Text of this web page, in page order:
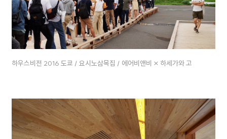
하우스비전 2016 도쿄 / 요시노삼목집 / 에어비앤비 × 하세가와 고